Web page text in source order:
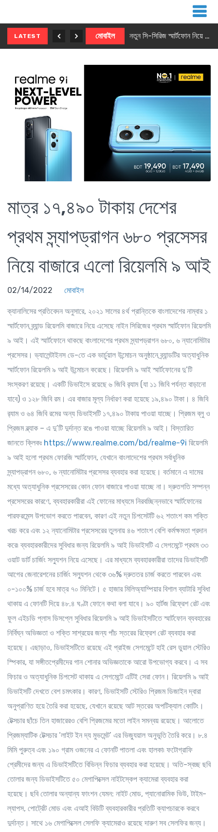
LATEST মোবাইল নতুন সি-সিরিজ স্মার্টফোন নিয়ে আসছে রিয়েলমি
মাত্র ১৭,৪৯০ টাকায় দেশের
প্রথম স্ন্যাপড্রাগন ৬৮০ প্রসেসর
নিয়ে বাজারে এলো রিয়েলমি ৯ আই
02/14/2022 মোবাইল
ক্যানালিসের প্রতিবেদন অনুসারে, ২০২১ সালের ৪র্থ প্রান্তিকে বাংলাদেশের নাম্বার ১
স্মার্টফোন ব্র্যান্ড রিয়েলমি বাজারে নিয়ে এসেছে নাইন সিরিজের প্রথম স্মার্টফোন রিয়েলমি
৯ আই। এই স্মার্টফোনে থাকছে বাংলাদেশের প্রথম স্ন্যাপড্রাগন ৬৮০, ৬ ন্যানোমিটার
প্রসেসর। ভ্যালেন্টাইনস ডে-তে এক ভার্চুয়াল উন্মোচন অনুষ্ঠানে ব্র্যান্ডটির অত্যাধুনিক
স্মার্টফোন রিয়েলমি ৯ আই উন্মোচন করেছে। রিয়েলমি ৯ আই স্মার্টফোনের দু’টি
সংস্করণ রয়েছে। একটি ডিভাইসে রয়েছে ৬ জিবি র‌্যাম (যা ১১ জিবি পর্যন্ত বাড়ানো
যাবে) ও ১২৮ জিবি রম। এর বাজার মূল্য নির্ধারণ করা হয়েছে ১৯,৪৯০ টাকা। ৪ জিবি
র‌্যাম ও ৬৪ জিবি রমের অন্য ডিভাইসটি ১৭,৪৯০ টাকায় পাওয়া যাচ্ছে। প্রিজম ব্লু ও
প্রিজম ব্ল্যাক – এ দু’টি দুর্দান্ত রঙে পাওয়া যাচ্ছে রিয়েলমি ৯ আই। বিস্তারিত
জানতে ক্লিকঃ https://www.realme.com/bd/realme-9i রিয়েলমি
৯ আই হলো প্রথম ফোরজি স্মার্টফোন, যেখানে বাংলাদেশের প্রথম সর্বাধুনিক
স্ন্যাপড্রাগন ৬৮০, ৬ ন্যানোমিটার প্রসেসর ব্যবহার করা হয়েছে। বর্তমানে এ দামের
মধ্যে অত্যাধুনিক প্রসেসরের কোন ফোন বাজারে পাওয়া যাচ্ছে না। দ্রুতগতি সম্পন্ন
প্রসেসরের কারণে, ব্যবহারকারীরা এই ফোনের মাধ্যমে নিরবচ্ছিন্নভাবে স্মার্টফোনের
পারফরমেন্স উপভোগ করতে পারবেন, কারণ এই নতুন চিপসেটটি ৬২ শতাংশ কম শক্তি
খরচ করে এবং ১২ ন্যানোমিটার প্রসেসরের তুলনায় ৪৬ শতাংশ বেশি কর্মক্ষমতা প্রদান
করে৷ ব্যবহারকারীদের সুবিধার জন্য রিয়েলমি ৯ আই ডিভাইসটি এ সেগমেন্টে প্রথম ৩৩
ওয়াট ডার্ট চার্জিং সল্যুশন নিয়ে এসেছে। এর মাধ্যমে ব্যবহারকারীরা তাদের ডিভাইসটি
আগের জেনারেশনের চার্জিং সল্যুশন থেকে ৩৬% দ্রুততর চার্জ করতে পারবেন এবং
০-১০০% চার্জ হবে মাত্র ৭০ মিনিটে। ৫ হাজার মিলিঅ্যাম্পিয়ার বিশাল ব্যাটারি সুবিধা
থাকায় এ ফোনটি দিয়ে ৪৮.৪ ঘণ্টা ফোনে কথা বলা যাবে। ৯০ হার্টজ রিফ্রেশ রেট এবং
ফুল এইচডি প্লাস ডিসপ্লে সুবিধার রিয়েলমি ৯ আই ডিভাইসটিতে স্মার্টফোন ব্যবহারের
নির্বিঘ্ন অভিজ্ঞতা ও শক্তি সাশ্রয়ের জন্য পাঁচ স্তরের রিফ্রেশ রেট ব্যবহার করা
হয়েছে। এছাড়াও, ডিভাইসটিতে রয়েছে এই প্রাইজ সেগমেন্টে হাই রেস ডুয়াল স্টেরিও
স্পিকার, যা সঙ্গীতপ্রেমীদের গান শোনার অভিজ্ঞতাকে আরো উপভোগ্য করবে। এ সব
ফিচার ও অত্যাধুনিক চিপসেট থাকায় এ সেগমেন্টে এটিই সেরা ফোন। রিয়েলমি ৯ আই
ডিভাইসটি দেখতে বেশ চমৎকার। কারণ, ডিভাইসটি স্টেরিও প্রিজম ডিজাইন দ্বারা
অনুপ্রাণিত হয়ে তৈরি করা হয়েছে, যেখানে রয়েছে আট স্তরের অপটিক্যাল কোটিং।
টেক্সচার ছাঁচে তিন হাজারেরও বেশি প্রিজমের মতো লাইন সমন্বয় রয়েছে। আলোতে
প্রিজম্যাটিক টেক্সচার ‘লাইট ইন দ্য মুভমেন্ট’ এর ভিজ্যুয়াল অনুভূতি তৈরি করে। ৮.৪
মিমি পুরুত্ব এবং ১৯০ গ্রাম ওজনের এ ফোনটি পাতলা এবং হালকা৷ ফটোগ্রাফি
প্রেমীদের জন্য এ ডিভাইসটিতে বিভিন্ন ফিচার ব্যবহার করা হয়েছে। অতি-স্বচ্ছ ছবি
তোলার জন্য ডিভাইসটিতে ৫০ মেগাপিক্সেল নাইটস্কেপ ক্যামেরা ব্যবহার করা
হয়েছে। ছবি তোলার অন্যান্য ফাংশন যেমন: নাইট মোড, প্যানোরামিক ভিউ, টাইম-
ল্যাপস, পোর্ট্রেট মোড এবং এআই বিউটি ব্যবহারকারীর প্রতিটি ক্যাপচারকে করবে
দুর্দান্ত। সাথে ১৬ মেগাপিক্সেল সেলফি ক্যামেরাও রয়েছে দারুণ সব সেলফির জন্য।